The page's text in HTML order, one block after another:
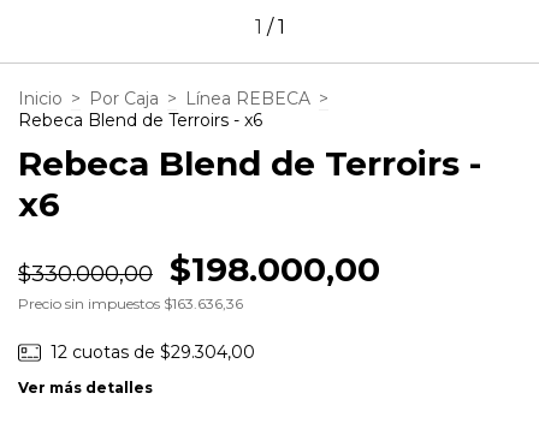
1 /1
Inicio > Por Caja > Línea REBECA >
Rebeca Blend de Terroirs - x6
Rebeca Blend de Terroirs -
x6
$330.000,00 $198.000,00
Precio sin impuestos $163.636,36
12 cuotas de $29.304,00
Ver más detalles